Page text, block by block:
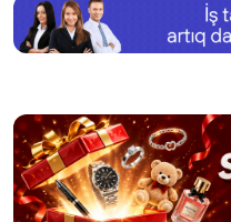
Alimlərin şərhlərinə görə